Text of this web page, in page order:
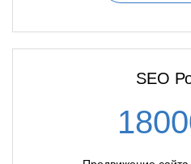
SEO